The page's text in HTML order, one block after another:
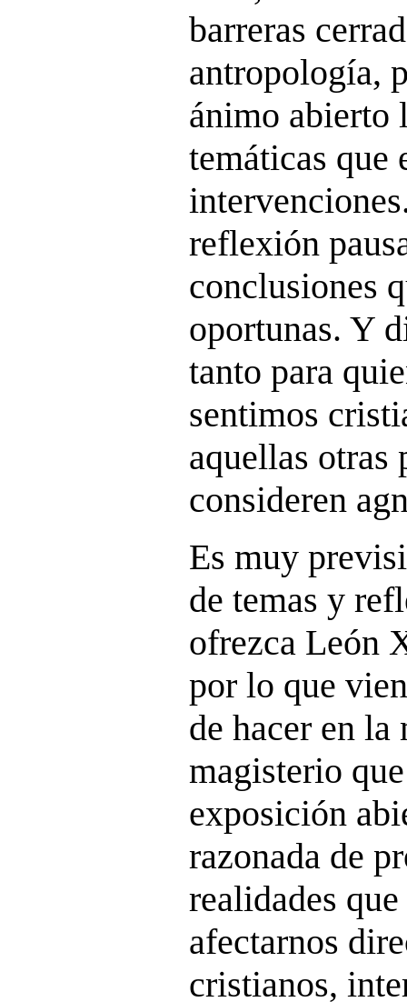
barreras
antropología,
ánimo abierto
temáticas que
reflexión
conclusiones
oportunas. Y
tanto para
sentimos
aquellas otras
consideren
Es muy
de temas y
ofrezca León
por lo que
de hacer en la
magisterio
exposición
razonada de
realidades
afectarnos
cristianos,